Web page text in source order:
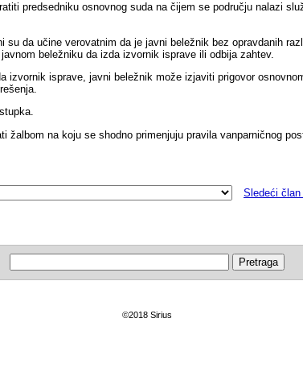
predsedniku osnovnog suda na čijem se području nalazi
da učine verovatnim da je javni beležnik bez opravdanih
beležniku da izda izvornik isprave ili odbija zahtev.
isprave, javni beležnik može izjaviti prigovor
na koju se shodno primenjuju pravila vanparničnog
Sledeći član
©2018 Sirius